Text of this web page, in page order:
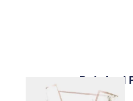
Related
price
Current
price